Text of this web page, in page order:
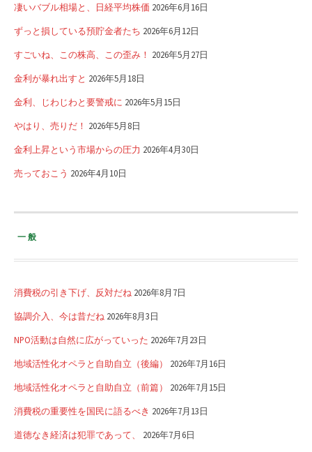
凄いバブル相場と、日経平均株価 2026年6月16日
ずっと損している預貯金者たち 2026年6月12日
すごいね、この株高、この歪み！ 2026年5月27日
金利が暴れ出すと 2026年5月18日
金利、じわじわと要警戒に 2026年5月15日
やはり、売りだ！ 2026年5月8日
金利上昇という市場からの圧力 2026年4月30日
売っておこう 2026年4月10日
一般
消費税の引き下げ、反対だね 2026年8月7日
協調介入、今は昔だね 2026年8月3日
NPO活動は自然に広がっていった 2026年7月23日
地域活性化オペラと自助自立（後編） 2026年7月16日
地域活性化オペラと自助自立（前篇） 2026年7月15日
消費税の重要性を国民に語るべき 2026年7月13日
道徳なき経済は犯罪であって、 2026年7月6日